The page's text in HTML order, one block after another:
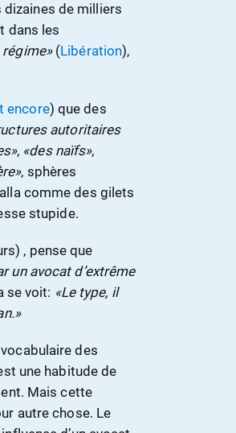
dizaines de milliers
dans les
régime» (Libération),
encore) que des
autoritaires
, «des naïfs»,
, sphères
comme des gilets
stupide.
, pense que
un avocat d’extrême
se voit: «Le type, il
des
une habitude de
Mais cette
autre chose. Le